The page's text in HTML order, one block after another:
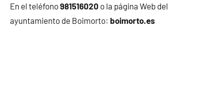
En el teléfono981516020 o la página Web del
ayuntamiento de Boimorto: boimorto.es